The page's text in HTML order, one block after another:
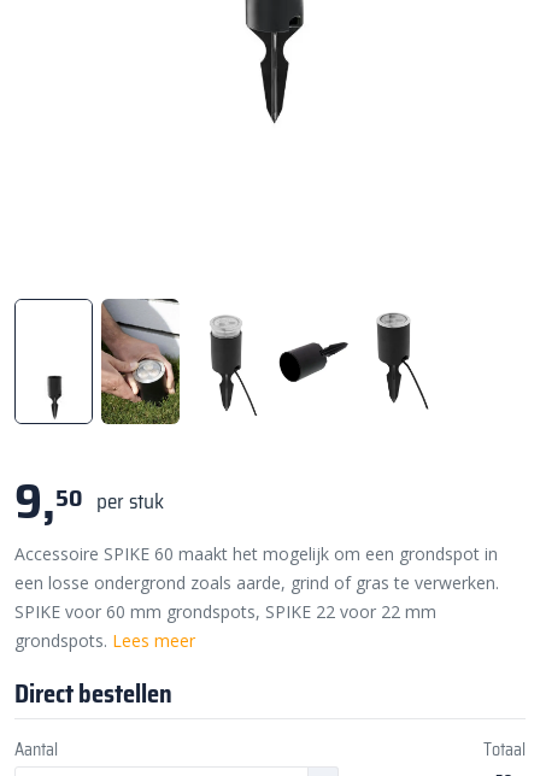
9,50 per stuk
Accessoire SPIKE 60 maakt het mogelijk om een grondspot in
een losse ondergrond zoals aarde, grind of gras te verwerken.
SPIKE voor 60 mm grondspots, SPIKE 22 voor 22 mm
grondspots. Lees meer
Direct bestellen
Aantal Totaal